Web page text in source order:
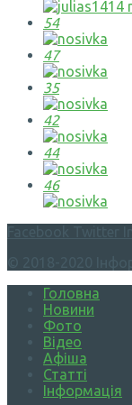
54
47
35
42
44
46
Головна
Новини
Фото
Відео
Афіша
Статті
Інформація